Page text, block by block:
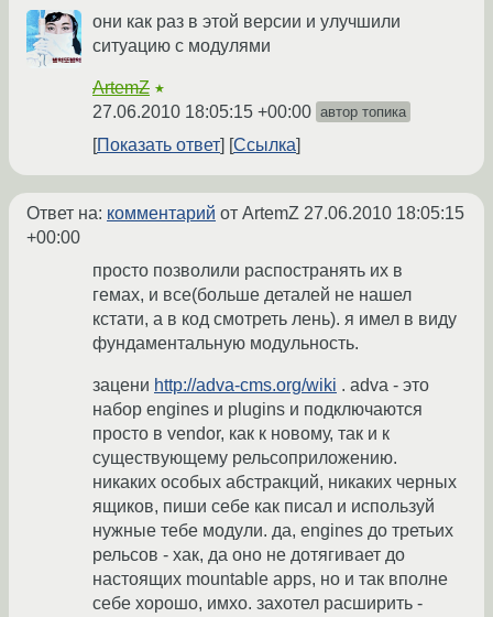
они как раз в этой версии и улучшили
ситуацию с модулями
ArtemZ ★
27.06.2010 18:05:15 +00:00 автор топика
Показать ответ Ссылка
Ответ на: комментарий от ArtemZ 27.06.2010 18:05:15
+00:00
просто позволили распостранять их в
гемах, и все(больше деталей не нашел
кстати, а в код смотреть лень). я имел в виду
фундаментальную модульность.
зацени http://adva-cms.org/wiki . adva - это
набор engines и plugins и подключаются
просто в vendor, как к новому, так и к
существующему рельсоприложению.
никаких особых абстракций, никаких черных
ящиков, пиши себе как писал и используй
нужные тебе модули. да, engines до третьих
рельсов - хак, да оно не дотягивает до
настоящих mountable apps, но и так вполне
себе хорошо, имхо. захотел расширить -